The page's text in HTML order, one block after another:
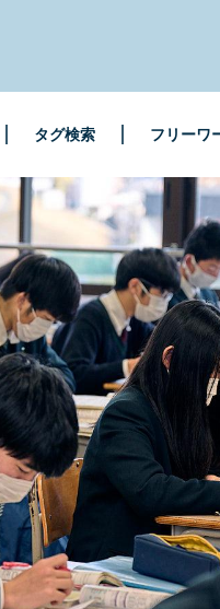
タグ検索 フリーワ